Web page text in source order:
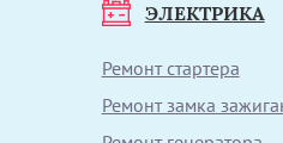
ЭЛЕКТРИКА
Ремонт стартера
Ремонт замка